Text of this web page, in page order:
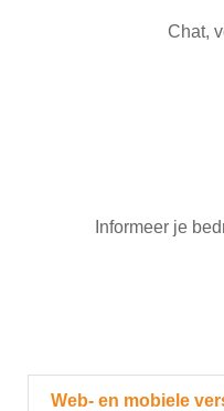
Chat,
Informeer je
Web- en mobiele